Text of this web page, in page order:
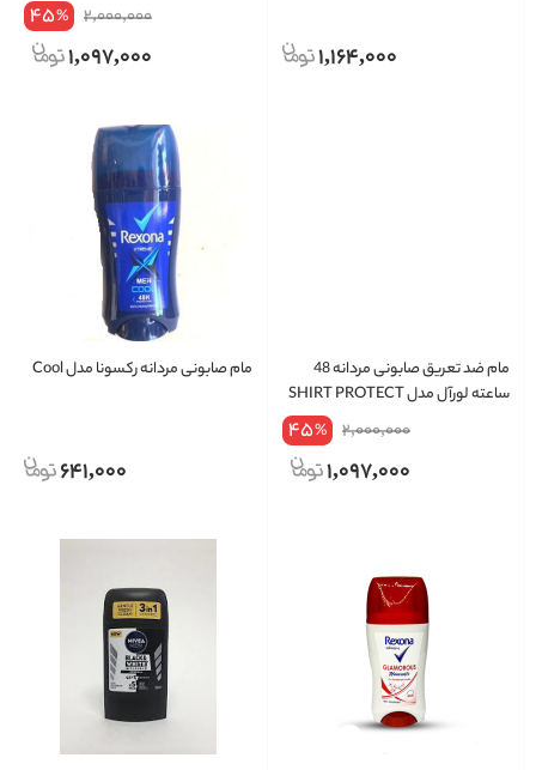
1,164,000
2,000,000
45%
1,097,000
مام ضد تعریق صابونی مردانه 48
ساعته لورآل مدل SHIRT PROTECT
2,000,000
45%
1,097,000
مام صابونی مردانه رکسونا مدل Cool
641,000